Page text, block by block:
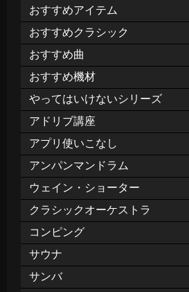
おすすめアイテム
おすすめクラシック
おすすめ曲
おすすめ機材
やってはいけないシリーズ
アドリブ講座
アプリ使いこなし
アンパンマンドラム
ウェイン・ショーター
クラシックオーケストラ
コンピング
サウナ
サンバ